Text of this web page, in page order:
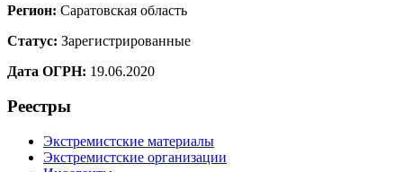
Регион: Саратовская область
Статус: Зарегистрированные
Дата ОГРН: 19.06.2020
Реестры
Экстремистские материалы
Экстремистские организации